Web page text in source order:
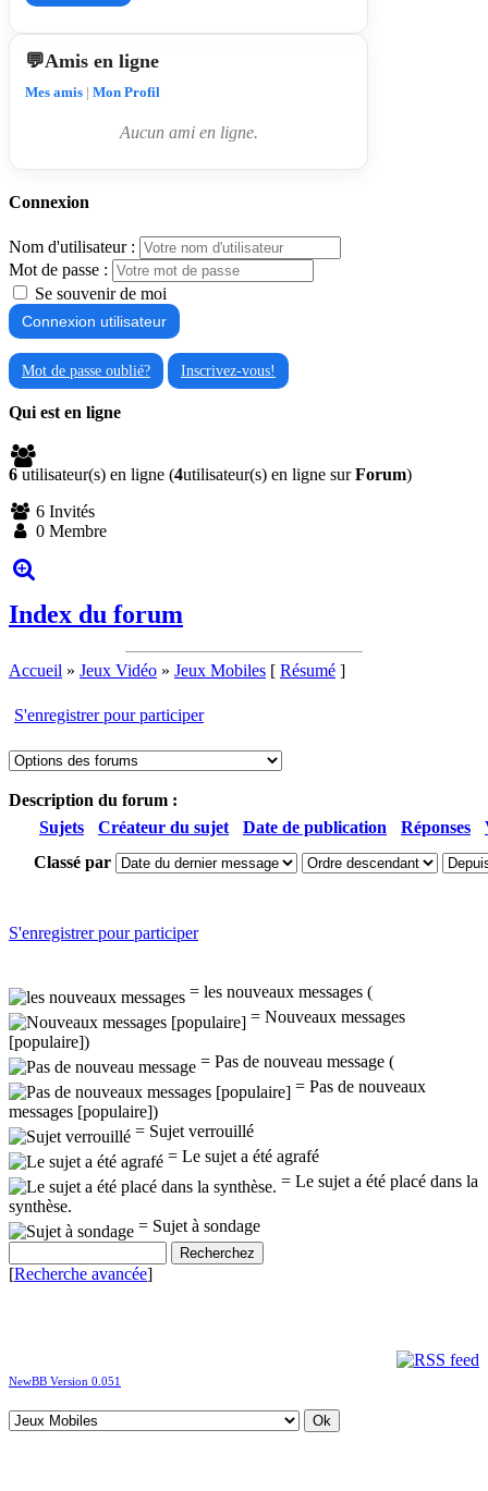
Amis en ligne
Mes amis | Mon Profil
Aucun ami en ligne.
Connexion
Nom d'utilisateur :
Mot de passe :
Se souvenir de moi
Mot de passe oublié? Inscrivez-vous!
Qui est en ligne
6 utilisateur(s) en ligne (4utilisateur(s) en ligne surForum)
6 Invités
0 Membre
Index du forum
Accueil » Jeux Vidéo » Jeux Mobiles [ Résumé ]
S'enregistrer pour participer
Description du forum :
Sujets
Créateur du sujet Date de publication Réponses
Classé par
S'enregistrer pour participer
= les nouveaux messages (
= Nouveaux messages
[populaire])
= Pas de nouveau message (
= Pas de nouveaux
messages [populaire])
= Sujet verrouillé
= Le sujet a été agrafé
= Le sujet a été placé dans la
synthèse.
= Sujet à sondage
[Recherche avancée]
NewBB Version 0.051